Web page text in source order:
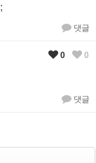
댓글
댓글
0 0